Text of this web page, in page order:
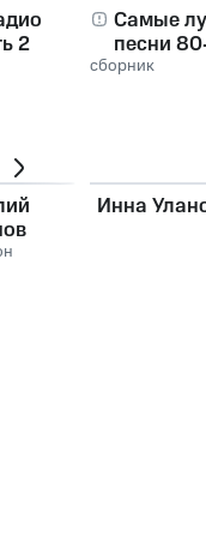
2
Самые
песни
Часть 3
сборник
Инна